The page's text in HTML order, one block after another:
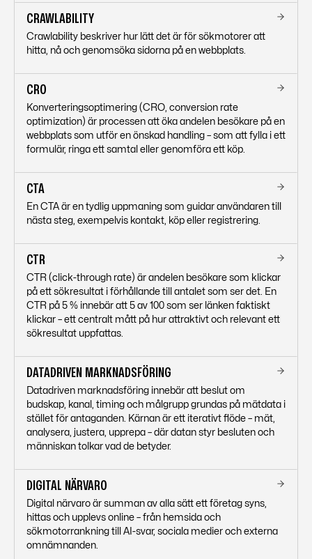
CRAWLABILITY
Crawlability beskriver hur lätt det är för sökmotorer att
hitta, nå och genomsöka sidorna på en webbplats.
CRO
Konverteringsoptimering (CRO, conversion rate
optimization) är processen att öka andelen besökare på en
webbplats som utför en önskad handling – som att fylla i ett
formulär, ringa ett samtal eller genomföra ett köp.
CTA
En CTA är en tydlig uppmaning som guidar användaren till
nästa steg, exempelvis kontakt, köp eller registrering.
CTR
CTR (click-through rate) är andelen besökare som klickar
på ett sökresultat i förhållande till antalet som ser det. En
CTR på 5 % innebär att 5 av 100 som ser länken faktiskt
klickar – ett centralt mått på hur attraktivt och relevant ett
sökresultat uppfattas.
DATADRIVEN MARKNADSFÖRING
Datadriven marknadsföring innebär att beslut om
budskap, kanal, timing och målgrupp grundas på mätdata i
stället för antaganden. Kärnan är ett iterativt flöde – mät,
analysera, justera, upprepa – där datan styr besluten och
människan tolkar vad de betyder.
DIGITAL NÄRVARO
Digital närvaro är summan av alla sätt ett företag syns,
hittas och upplevs online – från hemsida och
sökmotorrankning till AI-svar, sociala medier och externa
omnämnanden.